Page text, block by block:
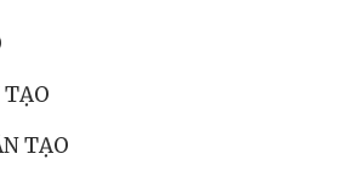
TẠO